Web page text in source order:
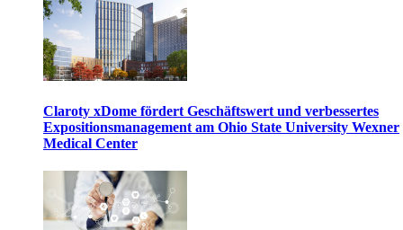
Claroty xDome fördert Geschäftswert und verbessertes
Expositionsmanagement am Ohio State University Wexner
Medical Center